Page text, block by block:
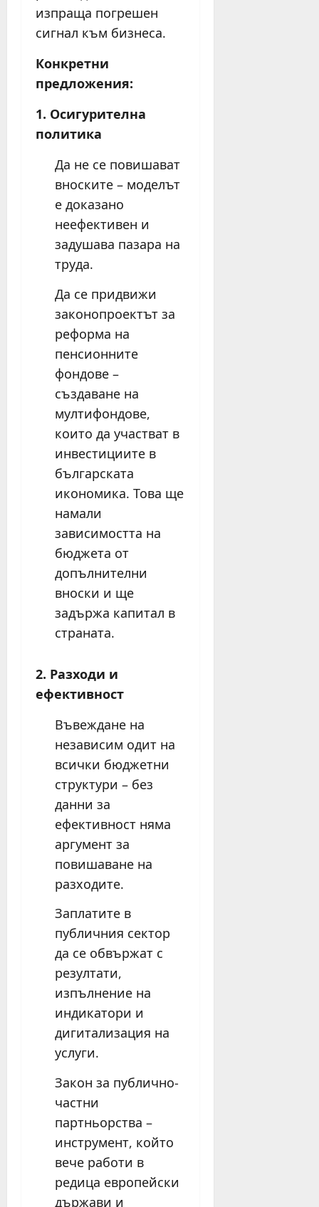
изпраща погрешен
сигнал към бизнеса.
Конкретни
предложения:
1. Осигурителна
политика
Да не се повишават
вноските – моделът
е доказано
неефективен и
задушава пазара на
труда.
Да се придвижи
законопроектът за
реформа на
пенсионните
фондове –
създаване на
мултифондове,
които да участват в
инвестициите в
българската
икономика. Това ще
намали
зависимостта на
бюджета от
допълнителни
вноски и ще
задържа капитал в
страната.
2. Разходи и
ефективност
Въвеждане на
независим одит на
всички бюджетни
структури – без
данни за
ефективност няма
аргумент за
повишаване на
разходите.
Заплатите в
публичния сектор
да се обвържат с
резултати,
изпълнение на
индикатори и
дигитализация на
услуги.
Закон за публично-
частни
партньорства –
инструмент, който
вече работи в
редица европейски
държави и